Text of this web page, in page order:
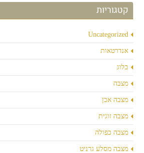
קטגוריות
Uncategorized
אנדרטאות
בלוג
מצבה
מצבה אבן
מצבה זוגית
מצבה כפולה
מצבה מסלע גרניט